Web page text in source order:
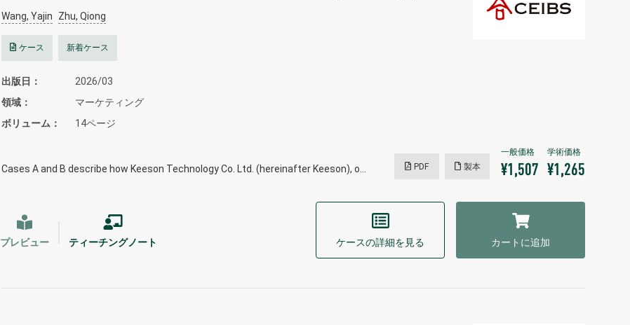
Wang, Yajin Zhu, Qiong
ケース 新着ケース
出版日
2026/03
領域
マーケティング
ボリューム
14ページ
Cases A and B describe how Keeson Technology Co. Ltd. (hereinafter Keeson), o… PDF 製本 ¥1,507 ¥1,265
プレビュー ティーチングノート ケースの詳細を見る カートに追加